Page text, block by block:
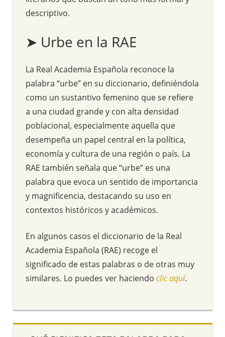
descriptivo.
➤ Urbe en la RAE
La Real Academia Española reconoce la
palabra “urbe” en su diccionario, definiéndola
como un sustantivo femenino que se refiere
a una ciudad grande y con alta densidad
poblacional, especialmente aquella que
desempeña un papel central en la política,
economía y cultura de una región o país. La
RAE también señala que “urbe” es una
palabra que evoca un sentido de importancia
y magnificencia, destacando su uso en
contextos históricos y académicos.
En algunos casos el diccionario de la Real
Academia Española (RAE) recoge el
significado de estas palabras o de otras muy
similares. Lo puedes ver haciendo clic aquí.